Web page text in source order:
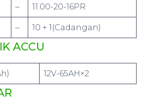
– 11.00-20-16PR
– 10 + 1(Cadangan)
ACCU
12V-65AH×2